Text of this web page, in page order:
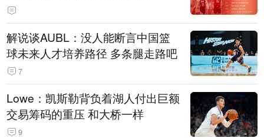
解说谈AUBL：没人能断言中国篮
球未来人才培养路径 多条腿走路吧
7
Lowe：凯斯勒背负着湖人付出巨额
交易筹码的重压 和大桥一样
9